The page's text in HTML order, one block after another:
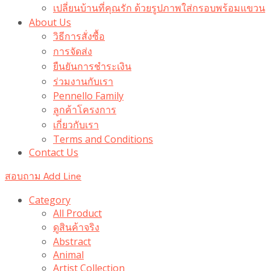
เปลี่ยนบ้านที่คุณรัก ด้วยรูปภาพใส่กรอบพร้อมแขวน​
About Us
วิธีการสั่งซื้อ
การจัดส่ง
ยืนยันการชำระเงิน
ร่วมงานกับเรา
Pennello Family
ลูกค้าโครงการ
เกี่ยวกับเรา
Terms and Conditions
Contact Us
สอบถาม Add Line
Category
All Product
ดูสินค้าจริง
Abstract
Animal
Artist Collection